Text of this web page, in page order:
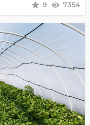
9 7354